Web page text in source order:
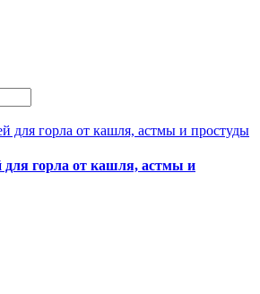
для горла от кашля, астмы и